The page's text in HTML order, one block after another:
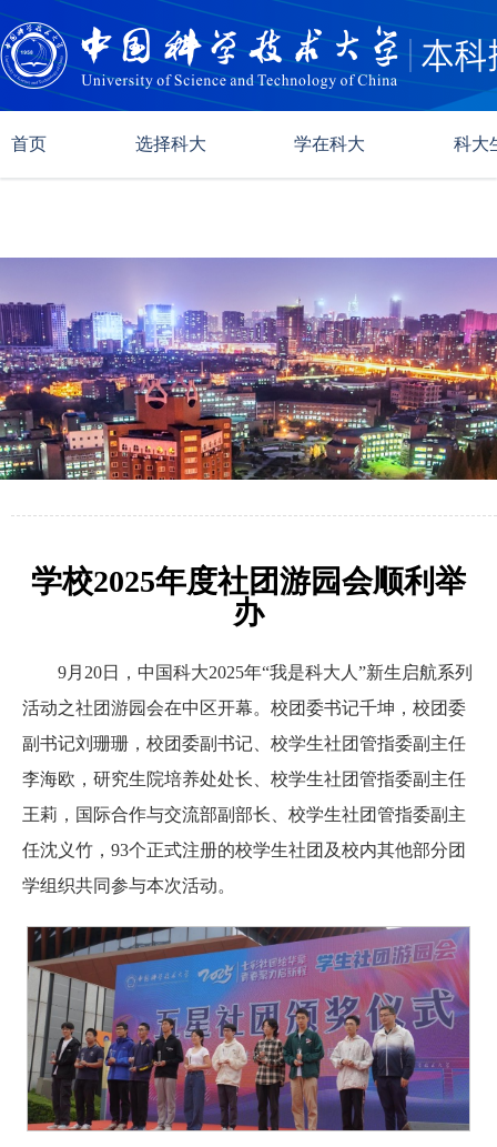
首页 选择科大 学在科大 科大
学校2025年度社团游园会顺利举
办
9月20日，中国科大2025年“我是科大人”新生启航系列
活动之社团游园会在中区开幕。校团委书记千坤，校团委
副书记刘珊珊，校团委副书记、校学生社团管指委副主任
李海欧，研究生院培养处处长、校学生社团管指委副主任
王莉，国际合作与交流部副部长、校学生社团管指委副主
任沈义竹，93个正式注册的校学生社团及校内其他部分团
学组织共同参与本次活动。